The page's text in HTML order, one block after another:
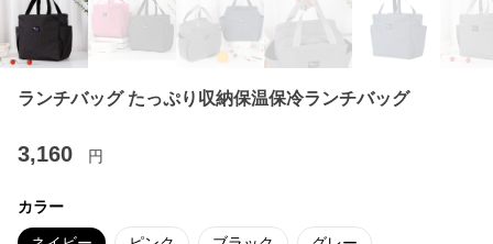
ランチバッグ たっぷり収納保温保冷ランチバッグ
3,160 円
カラー